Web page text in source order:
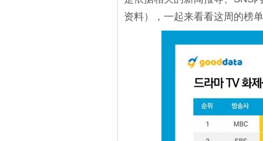
资料），一起来看看这周的榜